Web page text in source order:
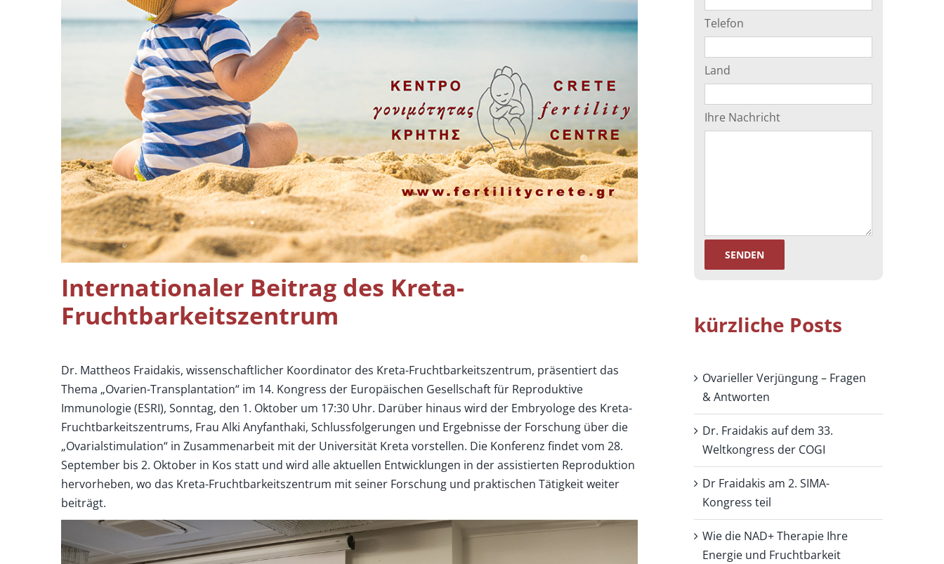
Internationaler Beitrag des Kreta-
Fruchtbarkeitszentrum
Dr. Mattheos Fraidakis, wissenschaftlicher Koordinator des Kreta-Fruchtbarkeitszentrum, präsentiert das
Thema „Ovarien-Transplantation“ im 14. Kongress der Europäischen Gesellschaft für Reproduktive
Immunologie (ESRI), Sonntag, den 1. Oktober um 17:30 Uhr. Darüber hinaus wird der Embryologe des Kreta-
Fruchtbarkeitszentrums, Frau Alki Anyfanthaki, Schlussfolgerungen und Ergebnisse der Forschung über die
„Ovarialstimulation“ in Zusammenarbeit mit der Universität Kreta vorstellen. Die Konferenz findet vom 28.
September bis 2. Oktober in Kos statt und wird alle aktuellen Entwicklungen in der assistierten Reproduktion
hervorheben, wo das Kreta-Fruchtbarkeitszentrum mit seiner Forschung und praktischen Tätigkeit weiter
beiträgt.
Telefon
Land
Ihre Nachricht
kürzliche Posts
Ovarieller Verjüngung – Fragen
& Antworten
Dr. Fraidakis auf dem 33.
Weltkongress der COGI
Dr Fraidakis am 2. SIMA-
Kongress teil
Wie die NAD+ Therapie Ihre
Energie und Fruchtbarkeit